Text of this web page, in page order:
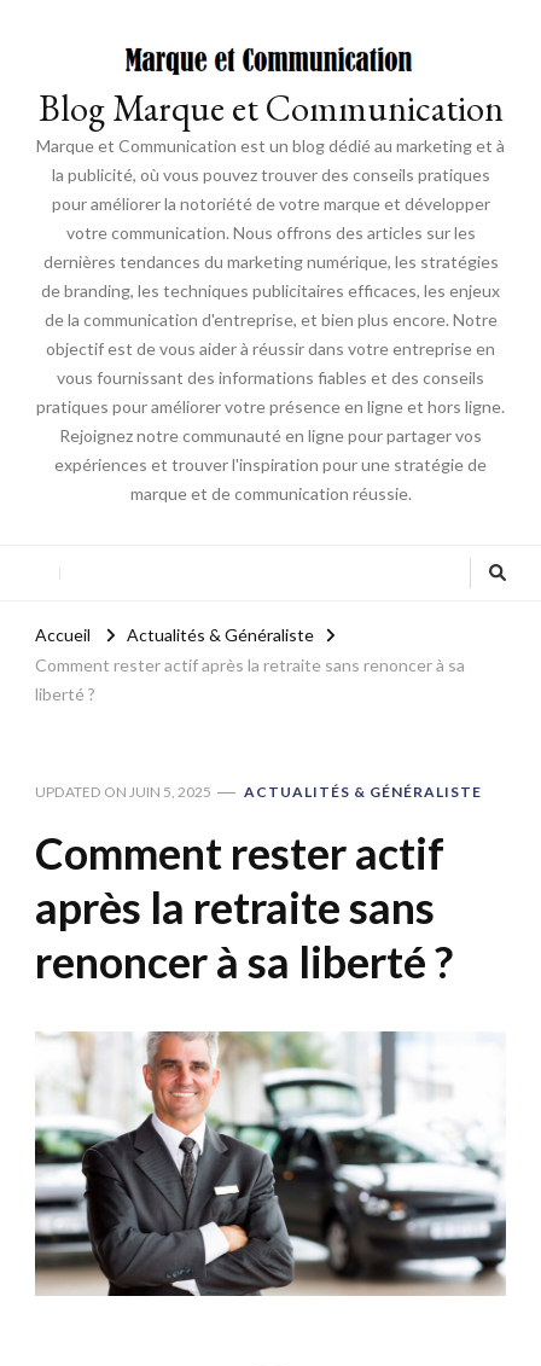
Blog Marque et Communication
Marque et Communication est un blog dédié au marketing et à
la publicité, où vous pouvez trouver des conseils pratiques
pour améliorer la notoriété de votre marque et développer
votre communication. Nous offrons des articles sur les
dernières tendances du marketing numérique, les stratégies
de branding, les techniques publicitaires efficaces, les enjeux
de la communication d'entreprise, et bien plus encore. Notre
objectif est de vous aider à réussir dans votre entreprise en
vous fournissant des informations fiables et des conseils
pratiques pour améliorer votre présence en ligne et hors ligne.
Rejoignez notre communauté en ligne pour partager vos
expériences et trouver l'inspiration pour une stratégie de
marque et de communication réussie.
Accueil
Actualités & Généraliste
Comment rester actif après la retraite sans renoncer à sa
liberté ?
UPDATED ON JUIN 5, 2025 ACTUALITÉS & GÉNÉRALISTE
Comment rester actif
après la retraite sans
renoncer à sa liberté ?